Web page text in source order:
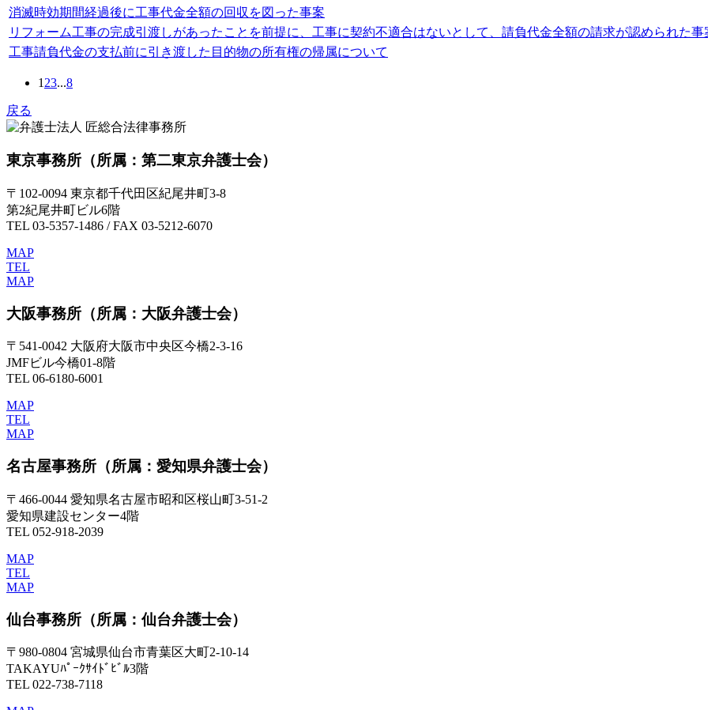
消滅時効期間経過後に工事代金全額の回収を図った事案
リフォーム工事の完成引渡しがあったことを前提に、工事に契約不適合はないとして、請負代金全額の請求が認められた事
工事請負代金の支払前に引き渡した目的物の所有権の帰属について
1 23...8
戻る
東京事務所 （所属：第二東京弁護士会）
〒102-0094 東京都千代田区紀尾井町3-8
第2紀尾井町ビル6階
TEL 03-5357-1486 / FAX 03-5212-6070
MAP
TEL
MAP
大阪事務所 （所属：大阪弁護士会）
〒541-0042 大阪府大阪市中央区今橋2-3-16
JMFビル今橋01-8階
TEL 06-6180-6001
MAP
TEL
MAP
名古屋事務所 （所属：愛知県弁護士会）
〒466-0044 愛知県名古屋市昭和区桜山町3-51-2
愛知県建設センター4階
TEL 052-918-2039
MAP
TEL
MAP
仙台事務所 （所属：仙台弁護士会）
〒980-0804 宮城県仙台市青葉区大町2-10-14
TAKAYUﾊﾟｰｸｻｲﾄﾞﾋﾞﾙ3階
TEL 022-738-7118